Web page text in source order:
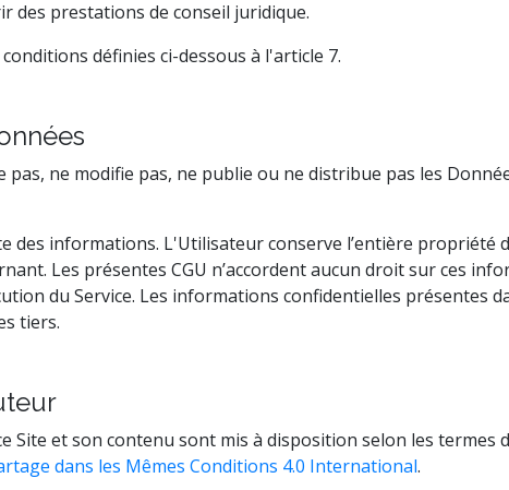
des prestations de conseil juridique.
définies ci-dessous à l'article 7.
ne modifie pas, ne publie ou ne distribue pas les
des informations. L'Utilisateur conserve l’entière propriété
Les présentes CGU n’accordent aucun droit sur ces
du Service. Les informations confidentielles présentes
tiers.
Site et son contenu sont mis à disposition selon les termes
dans les Mêmes Conditions 4.0 International.